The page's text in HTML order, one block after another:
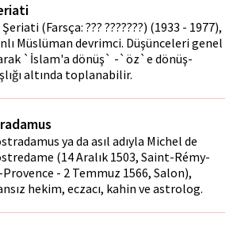
(Farsça: ??? ???????) (1933 - 1977),
Müslüman devrimci. Düşünceleri genel
`İslam'a dönüş` -`öz`e dönüş-
altında toplanabilir.
ya da asıl adıyla Michel de
(14 Aralık 1503, Saint-Rémy-
- 2 Temmuz 1566, Salon),
hekim, eczacı, kahin ve astrolog.